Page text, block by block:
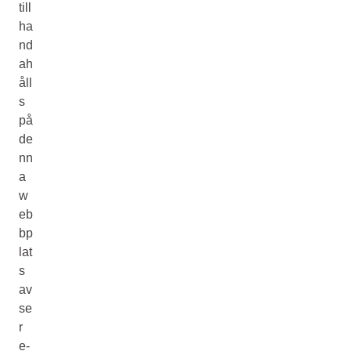
till
ha
nd
ah
åll
s
på
de
nn
a
w
eb
bp
lat
s
av
se
r
e-